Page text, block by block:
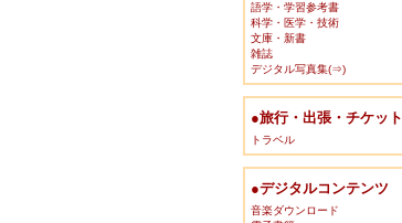
語学・学習参考書
科学・医学・技術
文庫・新書
雑誌
デジタル写真集(⇒)
●旅行・出張・チケット
トラベル
●デジタルコンテンツ
音楽ダウンロード